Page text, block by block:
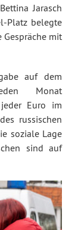
Jarasch
Platz belegte
mit
auf dem
Monat
Euro im
russischen
soziale Lage
sind auf